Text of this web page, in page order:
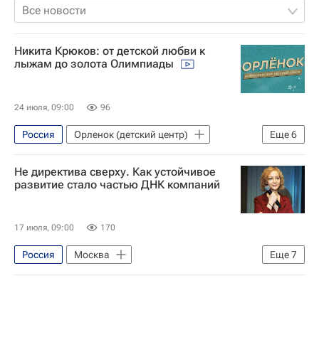
Все новости
Никита Крюков: от детской любви к
лыжам до золота Олимпиады
24 июля, 09:00 96
Еще6
Россия
Орленок (детский центр)
Социальный навигатор
Детские вопросы
Медиалаборатория в "Орленке"
Краснодарский край
Не директива сверху. Как устойчивое
развитие стало частью ДНК компаний
17 июля, 09:00 170
Еще7
Россия
Москва
Социальный навигатор